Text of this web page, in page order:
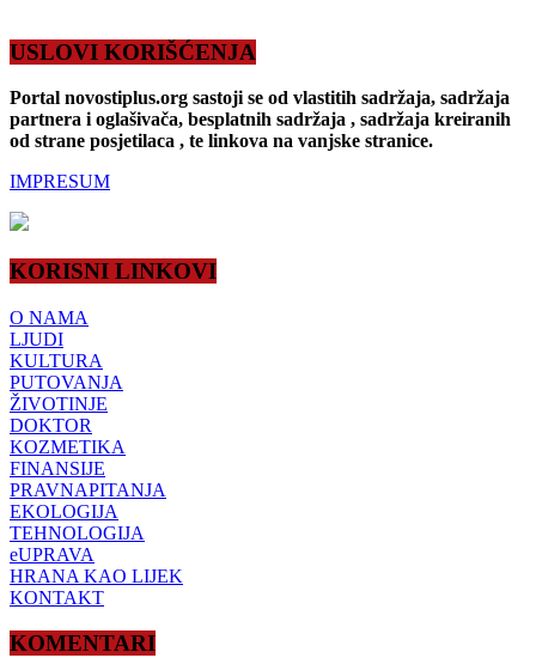
USLOVI KORIŠĆENJA
Portal novostiplus.org sastoji se od vlastitih sadržaja, sadržaja
partnera i oglašivača, besplatnih sadržaja , sadržaja kreiranih
od strane posjetilaca , te linkova na vanjske stranice.
IMPRESUM
KORISNI LINKOVI
O NAMA
LJUDI
KULTURA
PUTOVANJA
ŽIVOTINJE
DOKTOR
KOZMETIKA
FINANSIJE
PRAVNAPITANJA
EKOLOGIJA
TEHNOLOGIJA
eUPRAVA
HRANA KAO LIJEK
KONTAKT
KOMENTARI